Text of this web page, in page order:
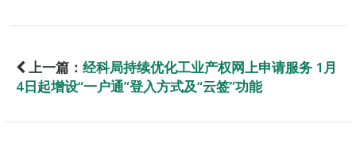
上一篇： 经科局持续优化工业产权网上申请服务 1月
4日起增设“一户通”登入方式及“云签”功能